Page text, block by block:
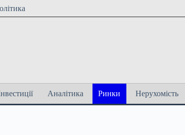
Аналітика Ринки Нерухомість